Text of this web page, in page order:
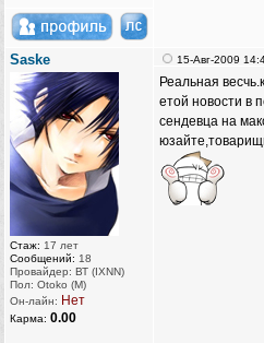
Saske
Стаж: 17 лет
Сообщений: 18
Провайдер: ВТ (IXNN)
Пол: Otoko (M)
Он-лайн: Нет
Карма: 0.00
15-Авг-2009
Реальная
етой новости в
сендевца на